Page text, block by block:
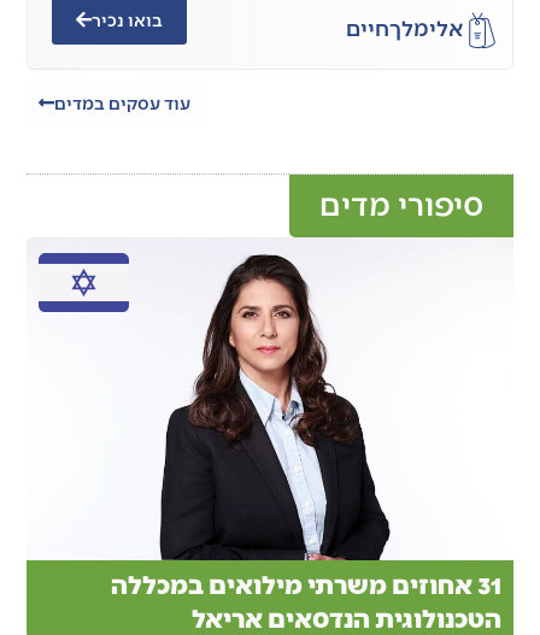
אלימלךחיים בואו נכיר
עוד עסקים במדים
סיפורי מדים
31 אחוזים משרתי מילואים במכללה
הטכנולוגית הנדסאים אריאל